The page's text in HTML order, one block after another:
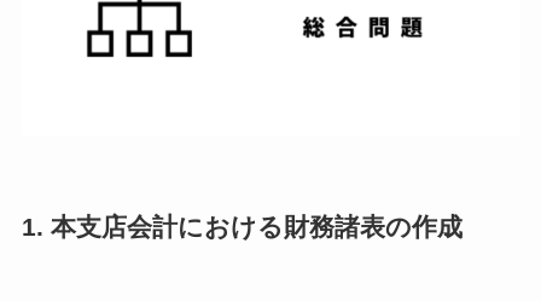
1. 本支店会計における財務諸表の作成